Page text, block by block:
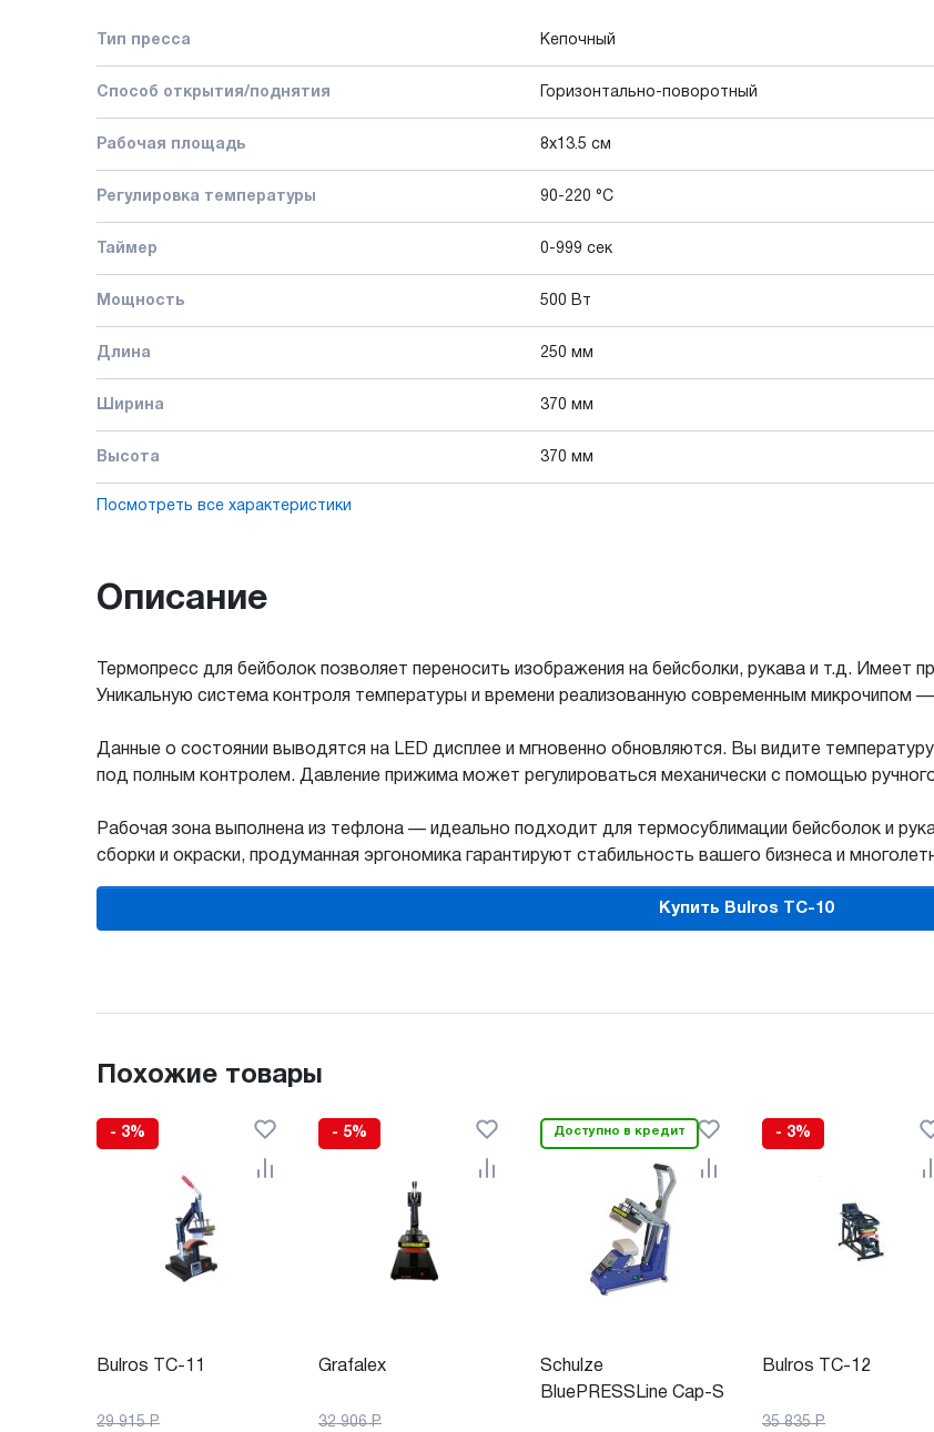
Тип пресса Кепочный
Способ открытия/поднятия Горизонтально-поворотный
Рабочая площадь 8x13.5 см
Регулировка температуры 90-220 °С
Таймер 0-999 сек
Мощность 500 Вт
Длина 250 мм
Ширина 370 мм
Высота 370 мм
Посмотреть все характеристики
Описание
Термопресс для бейболок позволяет переносить изображения на бейсболки, рукава и т.д.
Уникальную система контроля температуры и времени реализованную современным
Данные о состоянии выводятся на LED дисплее и мгновенно обновляются. Вы видите
под полным контролем. Давление прижима может регулироваться механически с помощью
Рабочая зона выполнена из тефлона — идеально подходит для термосублимации бейсболок и
сборки и окраски, продуманная эргономика гарантируют стабильность вашего бизнеса и
Купить Bulros TC-10
Похожие товары
- 3%
Bulros TC-11
29 915 Р
- 5%
Grafalex
32 906 Р
Доступно в кредит
Schulze
BluePRESSLine Cap-S
- 3%
Bulros TC-12
35 835 Р